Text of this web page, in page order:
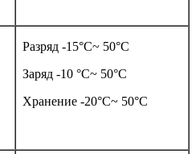
Разряд -15°С~ 50°С
Заряд -10 °С~ 50°С
Хранение -20°С~ 50°С